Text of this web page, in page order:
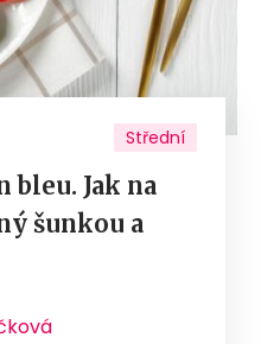
Střední
bleu. Jak na
šunkou a